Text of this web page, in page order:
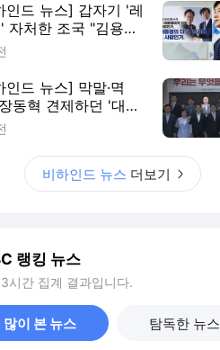
인드 뉴스] 갑자기 '레
자처한 조국 "김용범
어야"
인드 뉴스] 막말·멱
동혁 견제하던 '대안
' 자멸하나
비하인드 뉴스 더보기
랭킹 뉴스
시간 집계 결과입니다.
많이 본 뉴스 탐독한 뉴스